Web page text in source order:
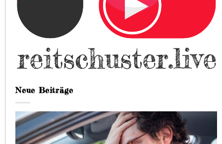
Neue Beiträge